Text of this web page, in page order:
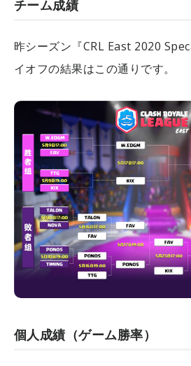
チーム成績
昨シーズン『CRL East 2020
イオフの結果はこの通りです。
個人成績（ゲーム勝率）